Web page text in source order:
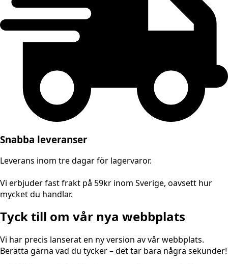
Snabba leveranser
Leverans inom tre dagar för lagervaror.
Vi erbjuder fast frakt på 59kr inom Sverige, oavsett hur
mycket du handlar.
Tyck till om vår nya webbplats
Vi har precis lanserat en ny version av vår webbplats.
Berätta gärna vad du tycker – det tar bara några sekunder!